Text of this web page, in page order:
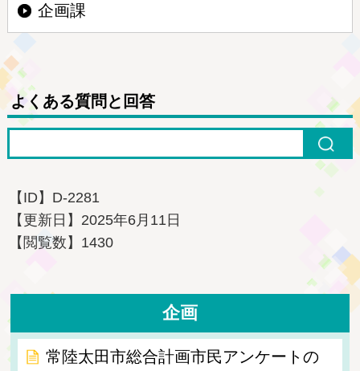
企画課
よくある質問と回答
【ID】 D-2281
【更新日】 2025年6月11日
【閲覧数】 1430
企画
常陸太田市総合計画市民アンケートの